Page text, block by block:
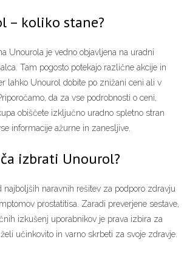
– koliko stane?
Unourola je vedno objavljena na uradni
Tam pogosto potekajo različne akcije in
lahko Unourol dobite po znižani ceni ali v
da za vse podrobnosti o ceni,
obiščete izključno uradno spletno stran
informacije ažurne in zanesljive.
izbrati Unourol?
najboljših naravnih rešitev za podporo zdravju
prostatitisa. Zaradi preverjene sestave,
izkušenj uporabnikov je prava izbira za
učinkovito in varno skrbeti za svoje zdravje.